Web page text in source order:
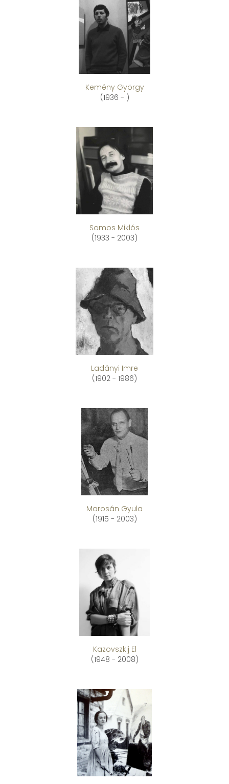
Kemény György
(1936 - )
Somos Miklós
(1933 - 2003)
Ladányi Imre
(1902 - 1986)
Marosán Gyula
(1915 - 2003)
Kazovszkij El
(1948 - 2008)